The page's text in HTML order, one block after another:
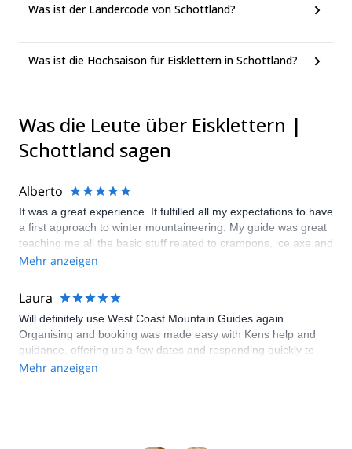
Was ist der Ländercode von Schottland?
Was ist die Hochsaison für Eisklettern in Schottland?
Was die Leute über Eisklettern |
Schottland sagen
Alberto
It was a great experience. It fulfilled all my expectations to have
a first approach to winter mountaineering. My guide was great
teaching me all the basic stuff related to crampons, ice axe and
winter hiking, plus he was a great coach supporting me to
Mehr anzeigen
Laura
Will definitely use West Coast Mountain Guides again.
Organising and booking was made easy with Kens help and
guidance, offering us a few dates and responding quickly to
emails. We had a great four days with two very
Mehr anzeigen